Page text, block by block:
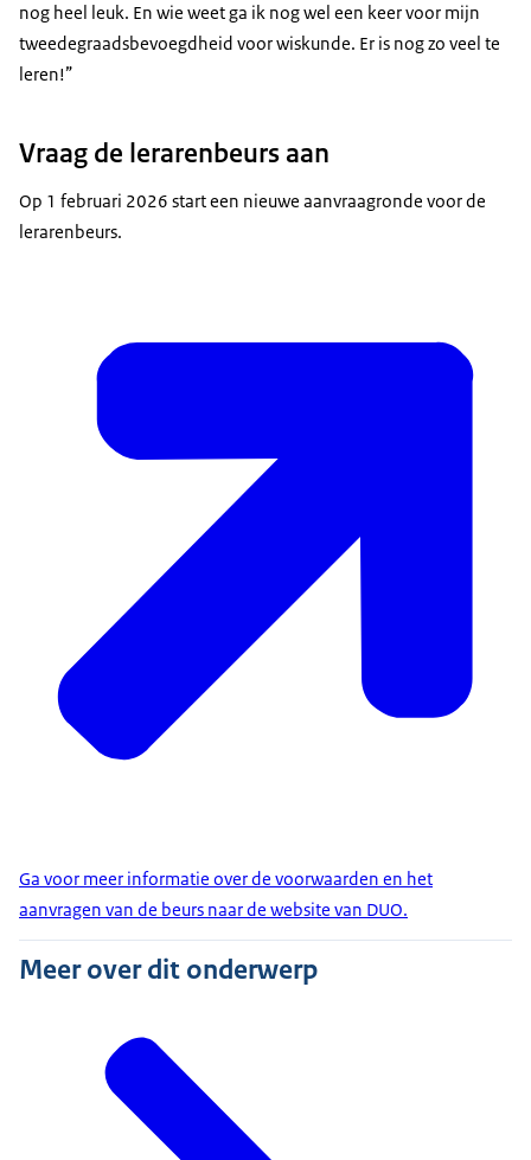
nog heel leuk. En wie weet ga ik nog wel een keer voor mijn
tweedegraadsbevoegdheid voor wiskunde. Er is nog zo veel te
leren!”
Vraag de lerarenbeurs aan
Op 1 februari 2026 start een nieuwe aanvraagronde voor de
lerarenbeurs.
Ga voor meer informatie over de voorwaarden en het
aanvragen van de beurs naar de website van DUO.
Meer over dit onderwerp